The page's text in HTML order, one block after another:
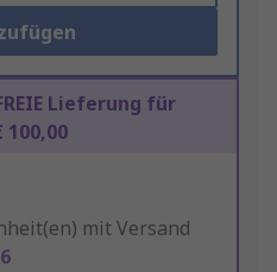
Lieferung für
mit Versand